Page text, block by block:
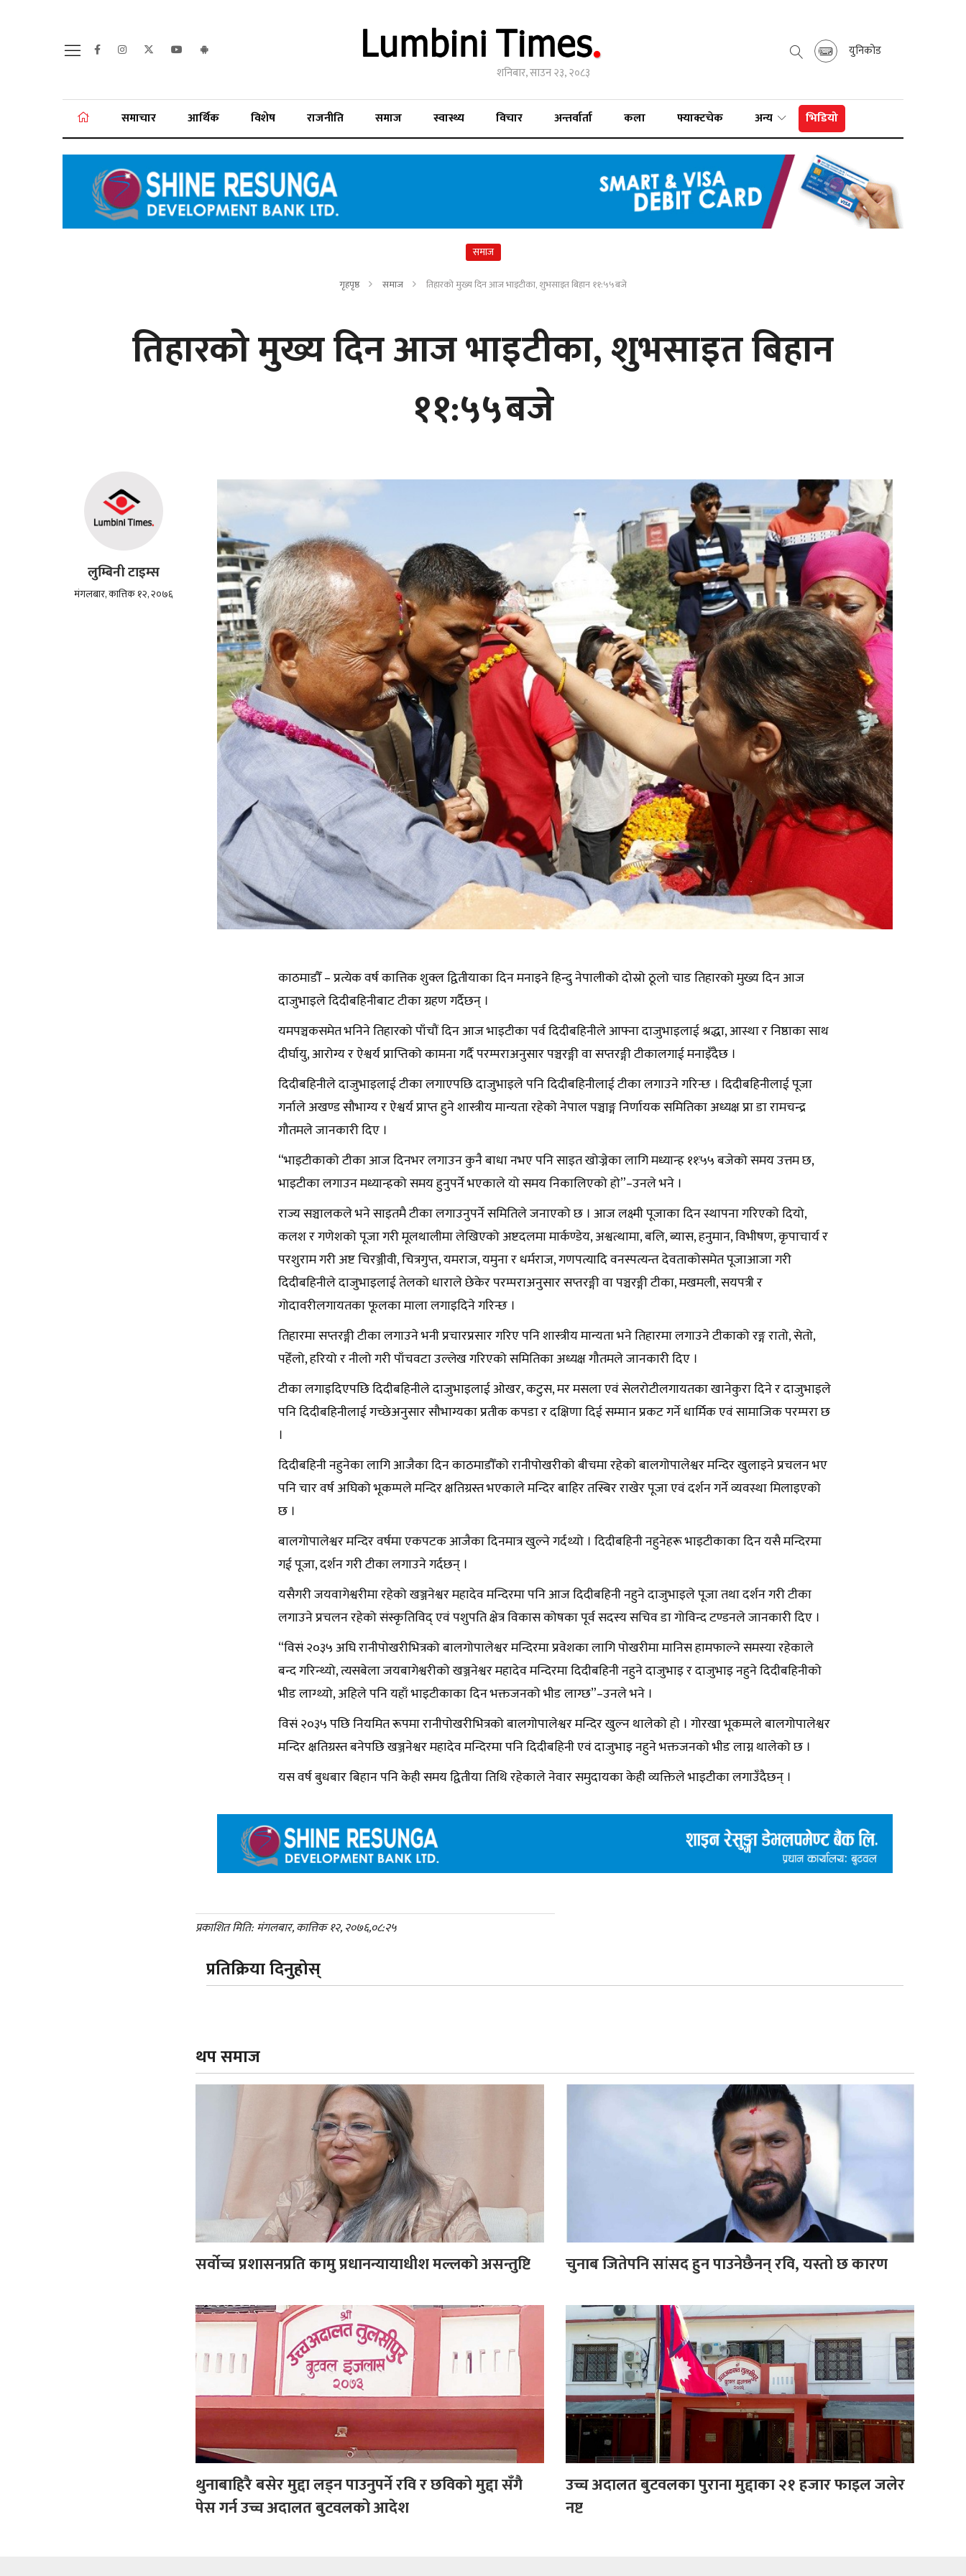
शनिबार, साउन २३, २०८३
युनिकोड
समाचार आर्थिक विशेष राजनीति समाज स्वास्थ्य विचार अन्तर्वार्ता कला फ्याक्टचेक अन्य भिडियो
समाज
गृहपृष्ठ समाज तिहारको मुख्य दिन आज भाइटीका, शुभसाइत बिहान ११:५५बजे
तिहारको मुख्य दिन आज भाइटीका, शुभसाइत बिहान
११:५५बजे
लुम्बिनी टाइम्स
मंगलबार, कात्तिक १२, २०७६
काठमाडौँ – प्रत्येक वर्ष कात्तिक शुक्ल द्वितीयाका दिन मनाइने हिन्दु नेपालीको दोस्रो ठूलो चाड तिहारको मुख्य दिन आज
दाजुभाइले दिदीबहिनीबाट टीका ग्रहण गर्दैछन् ।
यमपञ्चकसमेत भनिने तिहारको पाँचौं दिन आज भाइटीका पर्व दिदीबहिनीले आफ्ना दाजुभाइलाई श्रद्धा, आस्था र निष्ठाका साथ
दीर्घायु, आरोग्य र ऐश्वर्य प्राप्तिको कामना गर्दै परम्पराअनुसार पञ्चरङ्गी वा सप्तरङ्गी टीकालगाई मनाइँदैछ ।
दिदीबहिनीले दाजुभाइलाई टीका लगाएपछि दाजुभाइले पनि दिदीबहिनीलाई टीका लगाउने गरिन्छ । दिदीबहिनीलाई पूजा
गर्नाले अखण्ड सौभाग्य र ऐश्वर्य प्राप्त हुने शास्त्रीय मान्यता रहेको नेपाल पञ्चाङ्ग निर्णायक समितिका अध्यक्ष प्रा डा रामचन्द्र
गौतमले जानकारी दिए ।
“भाइटीकाको टीका आज दिनभर लगाउन कुनै बाधा नभए पनि साइत खोज्नेका लागि मध्यान्ह ११ः५५ बजेको समय उत्तम छ,
भाइटीका लगाउन मध्यान्हको समय हुनुपर्ने भएकाले यो समय निकालिएको हो”–उनले भने ।
राज्य सञ्चालकले भने साइतमै टीका लगाउनुपर्ने समितिले जनाएको छ । आज लक्ष्मी पूजाका दिन स्थापना गरिएको दियो,
कलश र गणेशको पूजा गरी मूलथालीमा लेखिएको अष्टदलमा मार्कण्डेय, अश्वत्थामा, बलि, ब्यास, हनुमान, विभीषण, कृपाचार्य र
परशुराम गरी अष्ट चिरञ्जीवी, चित्रगुप्त, यमराज, यमुना र धर्मराज, गणपत्यादि वनस्पत्यन्त देवताकोसमेत पूजाआजा गरी
दिदीबहिनीले दाजुभाइलाई तेलको धाराले छेकेर परम्पराअनुसार सप्तरङ्गी वा पञ्चरङ्गी टीका, मखमली, सयपत्री र
गोदावरीलगायतका फूलका माला लगाइदिने गरिन्छ ।
तिहारमा सप्तरङ्गी टीका लगाउने भनी प्रचारप्रसार गरिए पनि शास्त्रीय मान्यता भने तिहारमा लगाउने टीकाको रङ्ग रातो, सेतो,
पहेँलो, हरियो र नीलो गरी पाँचवटा उल्लेख गरिएको समितिका अध्यक्ष गौतमले जानकारी दिए ।
टीका लगाइदिएपछि दिदीबहिनीले दाजुभाइलाई ओखर, कटुस, मर मसला एवं सेलरोटीलगायतका खानेकुरा दिने र दाजुभाइले
पनि दिदीबहिनीलाई गच्छेअनुसार सौभाग्यका प्रतीक कपडा र दक्षिणा दिई सम्मान प्रकट गर्ने धार्मिक एवं सामाजिक परम्परा छ
।
दिदीबहिनी नहुनेका लागि आजैका दिन काठमाडौँको रानीपोखरीको बीचमा रहेको बालगोपालेश्वर मन्दिर खुलाइने प्रचलन भए
पनि चार वर्ष अघिको भूकम्पले मन्दिर क्षतिग्रस्त भएकाले मन्दिर बाहिर तस्बिर राखेर पूजा एवं दर्शन गर्ने व्यवस्था मिलाइएको
छ ।
बालगोपालेश्वर मन्दिर वर्षमा एकपटक आजैका दिनमात्र खुल्ने गर्दथ्यो । दिदीबहिनी नहुनेहरू भाइटीकाका दिन यसै मन्दिरमा
गई पूजा, दर्शन गरी टीका लगाउने गर्दछन् ।
यसैगरी जयवागेश्वरीमा रहेको खञ्जनेश्वर महादेव मन्दिरमा पनि आज दिदीबहिनी नहुने दाजुभाइले पूजा तथा दर्शन गरी टीका
लगाउने प्रचलन रहेको संस्कृतिविद् एवं पशुपति क्षेत्र विकास कोषका पूर्व सदस्य सचिव डा गोविन्द टण्डनले जानकारी दिए ।
“विसं २०३५ अघि रानीपोखरीभित्रको बालगोपालेश्वर मन्दिरमा प्रवेशका लागि पोखरीमा मानिस हामफाल्ने समस्या रहेकाले
बन्द गरिन्थ्यो, त्यसबेला जयबागेश्वरीको खञ्जनेश्वर महादेव मन्दिरमा दिदीबहिनी नहुने दाजुभाइ र दाजुभाइ नहुने दिदीबहिनीको
भीड लाग्थ्यो, अहिले पनि यहाँ भाइटीकाका दिन भक्तजनको भीड लाग्छ”–उनले भने ।
विसं २०३५ पछि नियमित रूपमा रानीपोखरीभित्रको बालगोपालेश्वर मन्दिर खुल्न थालेको हो । गोरखा भूकम्पले बालगोपालेश्वर
मन्दिर क्षतिग्रस्त बनेपछि खञ्जनेश्वर महादेव मन्दिरमा पनि दिदीबहिनी एवं दाजुभाइ नहुने भक्तजनको भीड लाग्न थालेको छ ।
यस वर्ष बुधबार बिहान पनि केही समय द्वितीया तिथि रहेकाले नेवार समुदायका केही व्यक्तिले भाइटीका लगाउँदैछन् ।
प्रकाशित मिति: मंगलबार, कात्तिक १२, २०७६,०८:२५
प्रतिक्रिया दिनुहोस्
थप समाज
सर्वोच्च प्रशासनप्रति कामु प्रधानन्यायाधीश मल्लको असन्तुष्टि चुनाब जितेपनि सांसद हुन पाउनेछैनन् रवि, यस्तो छ कारण
थुनाबाहिरै बसेर मुद्दा लड्न पाउनुपर्ने रवि र छविको मुद्दा सँगै
पेस गर्न उच्च अदालत बुटवलको आदेश
उच्च अदालत बुटवलका पुराना मुद्दाका २१ हजार फाइल जलेर
नष्ट